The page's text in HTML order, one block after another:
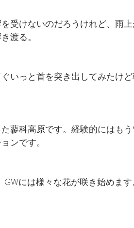
受けないのだろうけれど、雨
渡る。
いっと首を突き出してみたけ
蓼科高原です。経験的にはも
ンです。
には様々な花が咲き始めま